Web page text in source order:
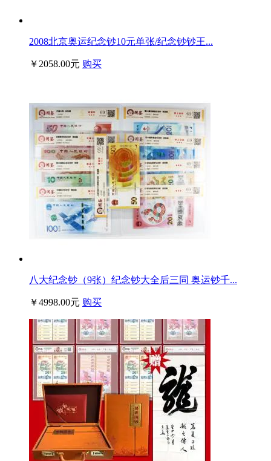
2008北京奥运纪念钞10元单张/纪念钞钞王...
￥2058.00元 购买
八大纪念钞（9张）纪念钞大全后三同 奥运钞千...
￥4998.00元 购买